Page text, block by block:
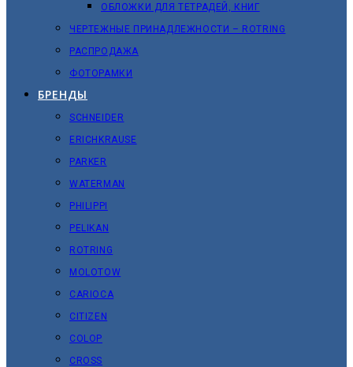
ОБЛОЖКИ ДЛЯ ТЕТРАДЕЙ, КНИГ
ЧЕРТЕЖНЫЕ ПРИНАДЛЕЖНОСТИ – ROTRING
РАСПРОДАЖА
ФОТОРАМКИ
БРЕНДЫ
SCHNEIDER
ERICHKRAUSE
PARKER
WATERMAN
PHILIPPI
PELIKAN
ROTRING
MOLOTOW
CARIOCA
CITIZEN
COLOP
CROSS